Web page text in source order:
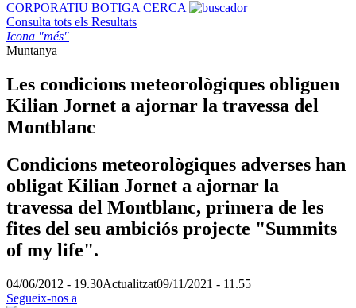
CORPORATIU BOTIGA CERCA
Consulta tots els Resultats
Icona "més"
Muntanya
Les condicions meteorològiques obliguen
Kilian Jornet a ajornar la travessa del
Montblanc
Condicions meteorològiques adverses han
obligat Kilian Jornet a ajornar la
travessa del Montblanc, primera de les
fites del seu ambiciós projecte "Summits
of my life".
04/06/2012 - 19.30Actualitzat09/11/2021 - 11.55
Segueix-nos a